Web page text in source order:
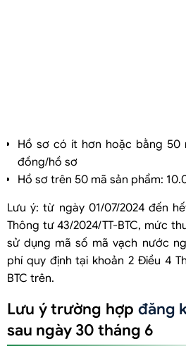
Hồ sơ có ít hơn hoặc bằng 50
đồng/hồ sơ
Hồ sơ trên 50 mã sản phẩm:
Lưu ý: từ ngày 01/07/2024 đến
Thông tư 43/2024/TT-BTC, mức
sử dụng mã số mã vạch nước
phí quy định tại khoản 2 Điều 4
BTC trên.
Lưu ý trường hợp đăng
sau ngày 30 tháng 6